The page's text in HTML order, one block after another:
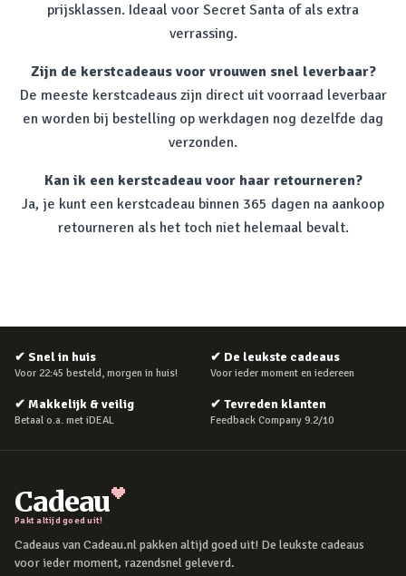
prijsklassen. Ideaal voor Secret Santa of als extra
verrassing.
Zijn de kerstcadeaus voor vrouwen snel leverbaar?
De meeste kerstcadeaus zijn direct uit voorraad leverbaar
en worden bij bestelling op werkdagen nog dezelfde dag
verzonden.
Kan ik een kerstcadeau voor haar retourneren?
Ja, je kunt een kerstcadeau binnen 365 dagen na aankoop
retourneren als het toch niet helemaal bevalt.
✔ Snel in huis
Voor 22:45 besteld, morgen in huis!
✔ De leukste cadeaus
Voor ieder moment en iedereen
✔ Makkelijk & veilig
Betaal o.a. met iDEAL
✔ Tevreden klanten
Feedback Company 9.2/10
Cadeau
Pakt altijd goed uit!
Cadeaus van Cadeau.nl pakken altijd goed uit! De leukste cadeaus
voor ieder moment, razendsnel geleverd.